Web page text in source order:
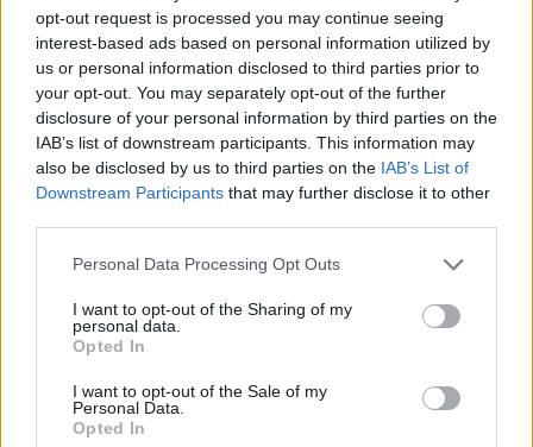
opt-out request is processed you may continue seeing
interest-based ads based on personal information utilized by
us or personal information disclosed to third parties prior to
your opt-out. You may separately opt-out of the further
disclosure of your personal information by third parties on the
IAB’s list of downstream participants. This information may
also be disclosed by us to third parties on the IAB’s List of
Downstream Participants that may further disclose it to other
Please note that this website/app uses one or more Google
not limited to your visit or usage behaviour. You may click to
grant or deny consent to Google and its third-party tags to
use your data for below specified purposes in below Google
consent section.
Personal Data Processing Opt Outs
I want to opt-out of the Sharing of my
personal data.
Opted In
I want to opt-out of the Sale of my
Personal Data.
Opted In
sono accessibili anche a chi ha poca esperienza
escursionistica. Raggiungere la cima consente di
osservare Karpathos da una prospettiva unica,
arricchendo ulteriormente la visita.
AUTORE
Matteo Pellegrino
pop-up nei vicoli del Quartieri Spagnoli per
promuovere giovani designer; è editorialista
tendenze locali. Nato a Napoli, conserva
bozze di pattern e appunti presi nelle sartorie
di via Toledo.